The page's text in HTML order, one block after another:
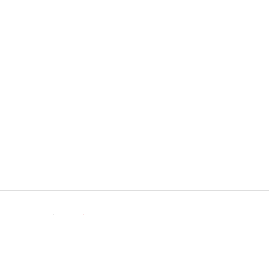
Aun así, dejó